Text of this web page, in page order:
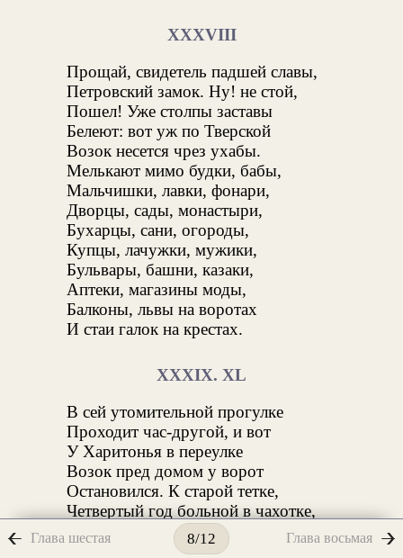
XXXVIII
Прощай, свидетель падшей славы,
Петровский замок. Ну! не стой,
Пошел! Уже столпы заставы
Белеют: вот уж по Тверской
Возок несется чрез ухабы.
Мелькают мимо будки, бабы,
Мальчишки, лавки, фонари,
Дворцы, сады, монастыри,
Бухарцы, сани, огороды,
Купцы, лачужки, мужики,
Бульвары, башни, казаки,
Аптеки, магазины моды,
Балконы, львы на воротах
И стаи галок на крестах.
XXXIX. XL
В сей утомительной прогулке
Проходит час-другой, и вот
У Харитонья в переулке
Возок пред домом у ворот
Остановился. К старой тетке,
Четвертый год больной в чахотке,
Они приехали теперь.
Им настежь отворяет дверь,
Глава шестая 8/12 Глава восьмая